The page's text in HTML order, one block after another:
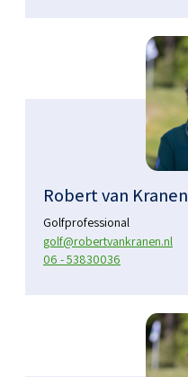
Robert van Kranen
Golfprofessional
golf@robertvankranen.nl
06 - 53830036